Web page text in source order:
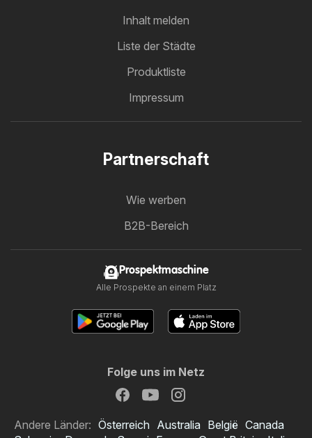
Inhalt melden
Liste der Städte
Produktliste
Impressum
Partnerschaft
Wie werben
B2B-Bereich
Prospektmaschine
Alle Prospekte an einem Platz
Folge uns im Netz
Andere Länder: Österreich Australia België Canada